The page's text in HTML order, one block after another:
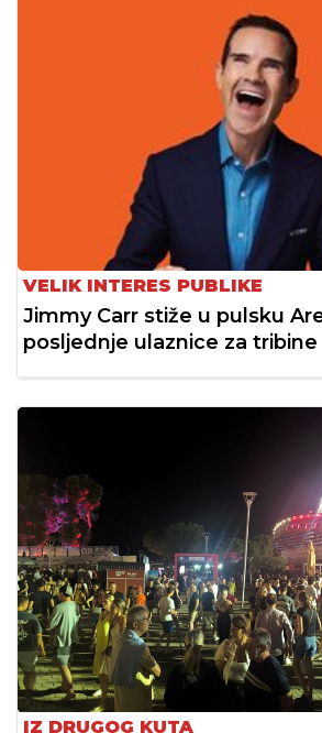
VELIK INTERES PUBLIKE
Jimmy Carr stiže u pulsku
posljednje ulaznice za tribine
IZ DRUGOG KUTA